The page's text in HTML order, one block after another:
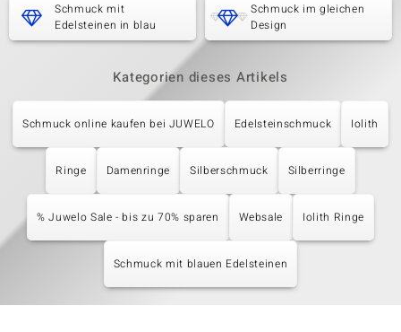
Schmuck mit
Edelsteinen in blau
Schmuck im gleichen
Design
Kategorien dieses Artikels
Schmuck online kaufen bei JUWELO Edelsteinschmuck Iolith
Ringe Damenringe Silberschmuck Silberringe
% Juwelo Sale - bis zu 70% sparen Websale Iolith Ringe
Schmuck mit blauen Edelsteinen